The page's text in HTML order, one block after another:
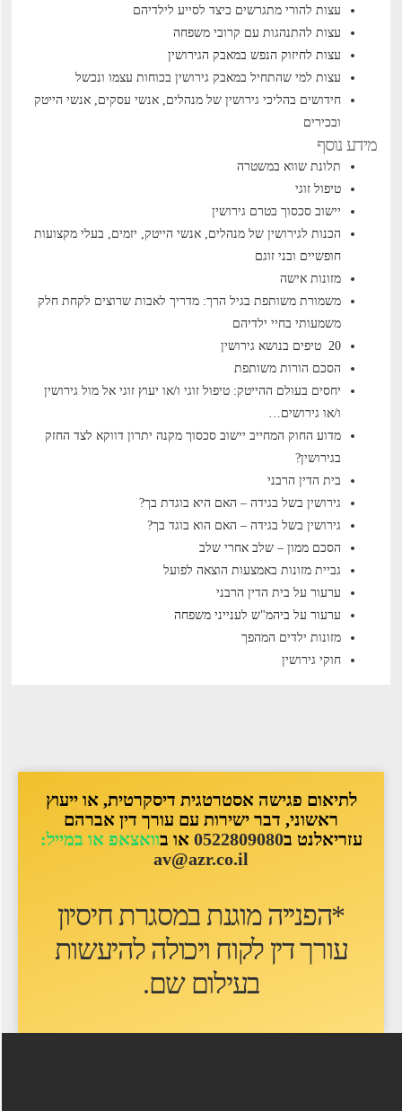
עצות להורי מתגרשים כיצד לסייע לילדיהם
עצות להתנהגות עם קרובי משפחה
עצות לחיזוק הנפש במאבק הגירושין
עצות למי שהתחיל במאבק גירושין בכוחות עצמו ונכשל
חידושים בהליכי גירושין של מנהלים, אנשי עסקים, אנשי הייטק
ובכירים
מידע נוסף
תלונת שווא במשטרה
טיפול זוגי
יישוב סכסוך בטרם גירושין
הכנות לגירושין של מנהלים, אנשי הייטק, יזמים, בעלי מקצועות
חופשיים ובני זוגם
מזונות אישה
משמורת משותפת בגיל הרך: מדריך לאבות שרוצים לקחת חלק
משמעותי בחיי ילדיהם
20 טיפים בנושא גירושין
הסכם הורות משותפת
יחסים בעולם ההייטק: טיפול זוגי ו/או יעוץ זוגי אל מול גירושין
ו/או גירושים…
מדוע החוק המחייב יישוב סכסוך מקנה יתרון דווקא לצד החזק
בגירושין?
בית הדין הרבני
גירושין בשל בגידה – האם היא בוגדת בך?
גירושין בשל בגידה – האם הוא בוגד בך?
הסכם ממון – שלב אחרי שלב
גביית מזונות באמצעות הוצאה לפועל
ערעור על בית הדין הרבני
ערעור על ביהמ"ש לענייני משפחה
מזונות ילדים המהפך
חוקי גירושין
לתיאום פגישה אסטרטגית דיסקרטית, או ייעוץ
ראשוני, דבר ישירות עם עורך דין אברהם
עזריאלנט ב0522809080או בוואצאפ או במייל:
av@azr.co.il
*הפנייה מוגנת במסגרת חיסיון
עורך דין לקוח ו יכולה להיעשות
בעילום שם.